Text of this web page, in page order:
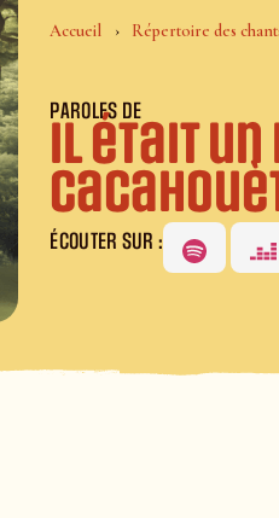
Accueil Répertoire des
PAROLES DE
Il était un
ÉCOUTER SUR :